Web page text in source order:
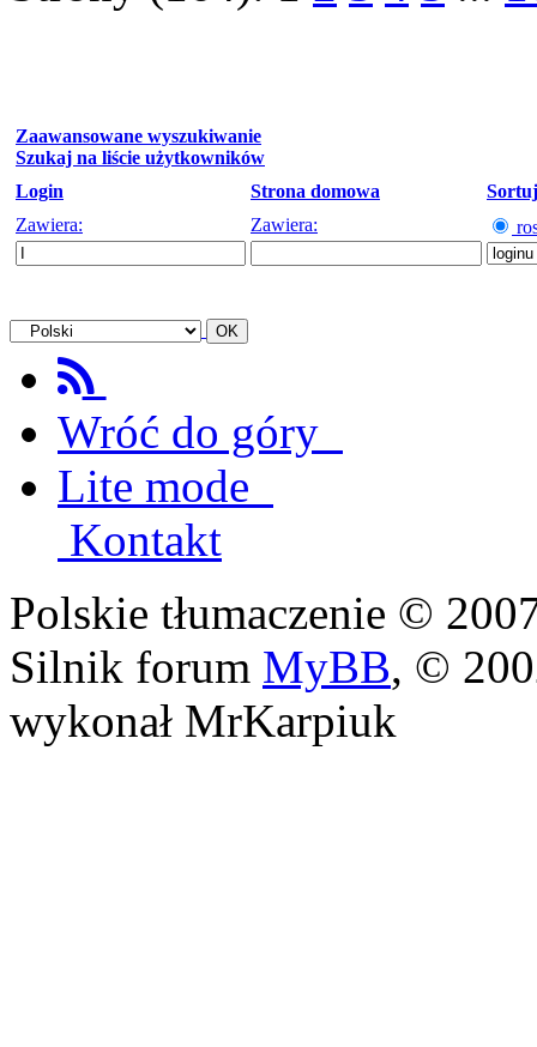
Zaawansowane wyszukiwanie
Szukaj na liście użytkowników
Login
Strona domowa
Zawiera:
Zawiera:
Wróć do góry
Lite mode
Kontakt
Polskie tłumaczenie ©
Silnik forum MyBB, ©
wykonał MrKarpiuk